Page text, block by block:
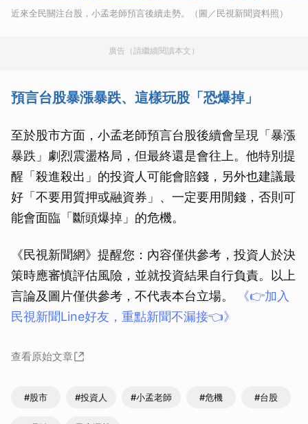
近來全民關注台股，小孟老師預言後續走勢。（圖／民視新聞資料照）
廣告（請繼續閱讀本文）
預言台股暴漲暴跌、這樣玩股「恐爆掉」
至於股市方面，小孟老師預言台股後續會呈現「暴漲
暴跌」劇烈震盪格局，但最終還是會往上。他特別提
醒「殺進殺出」的投資人可能會賠錢，另外也建議最
好「不要用質押或融資券」、一定要用閒錢，否則可
能會面臨「斷頭爆掉」的危機。
《民視新聞網》提醒您：內容僅供參考，投資人於決
策時應審慎評估風險，並就投資結果自行負責。以上
言論及圖片僅供參考，不代表本台立場。
《👉加入
民視新聞Line好友，重點新聞不漏接👈》
查看原始文章
#股市 #投資人 #小孟老師 #危機 #台股